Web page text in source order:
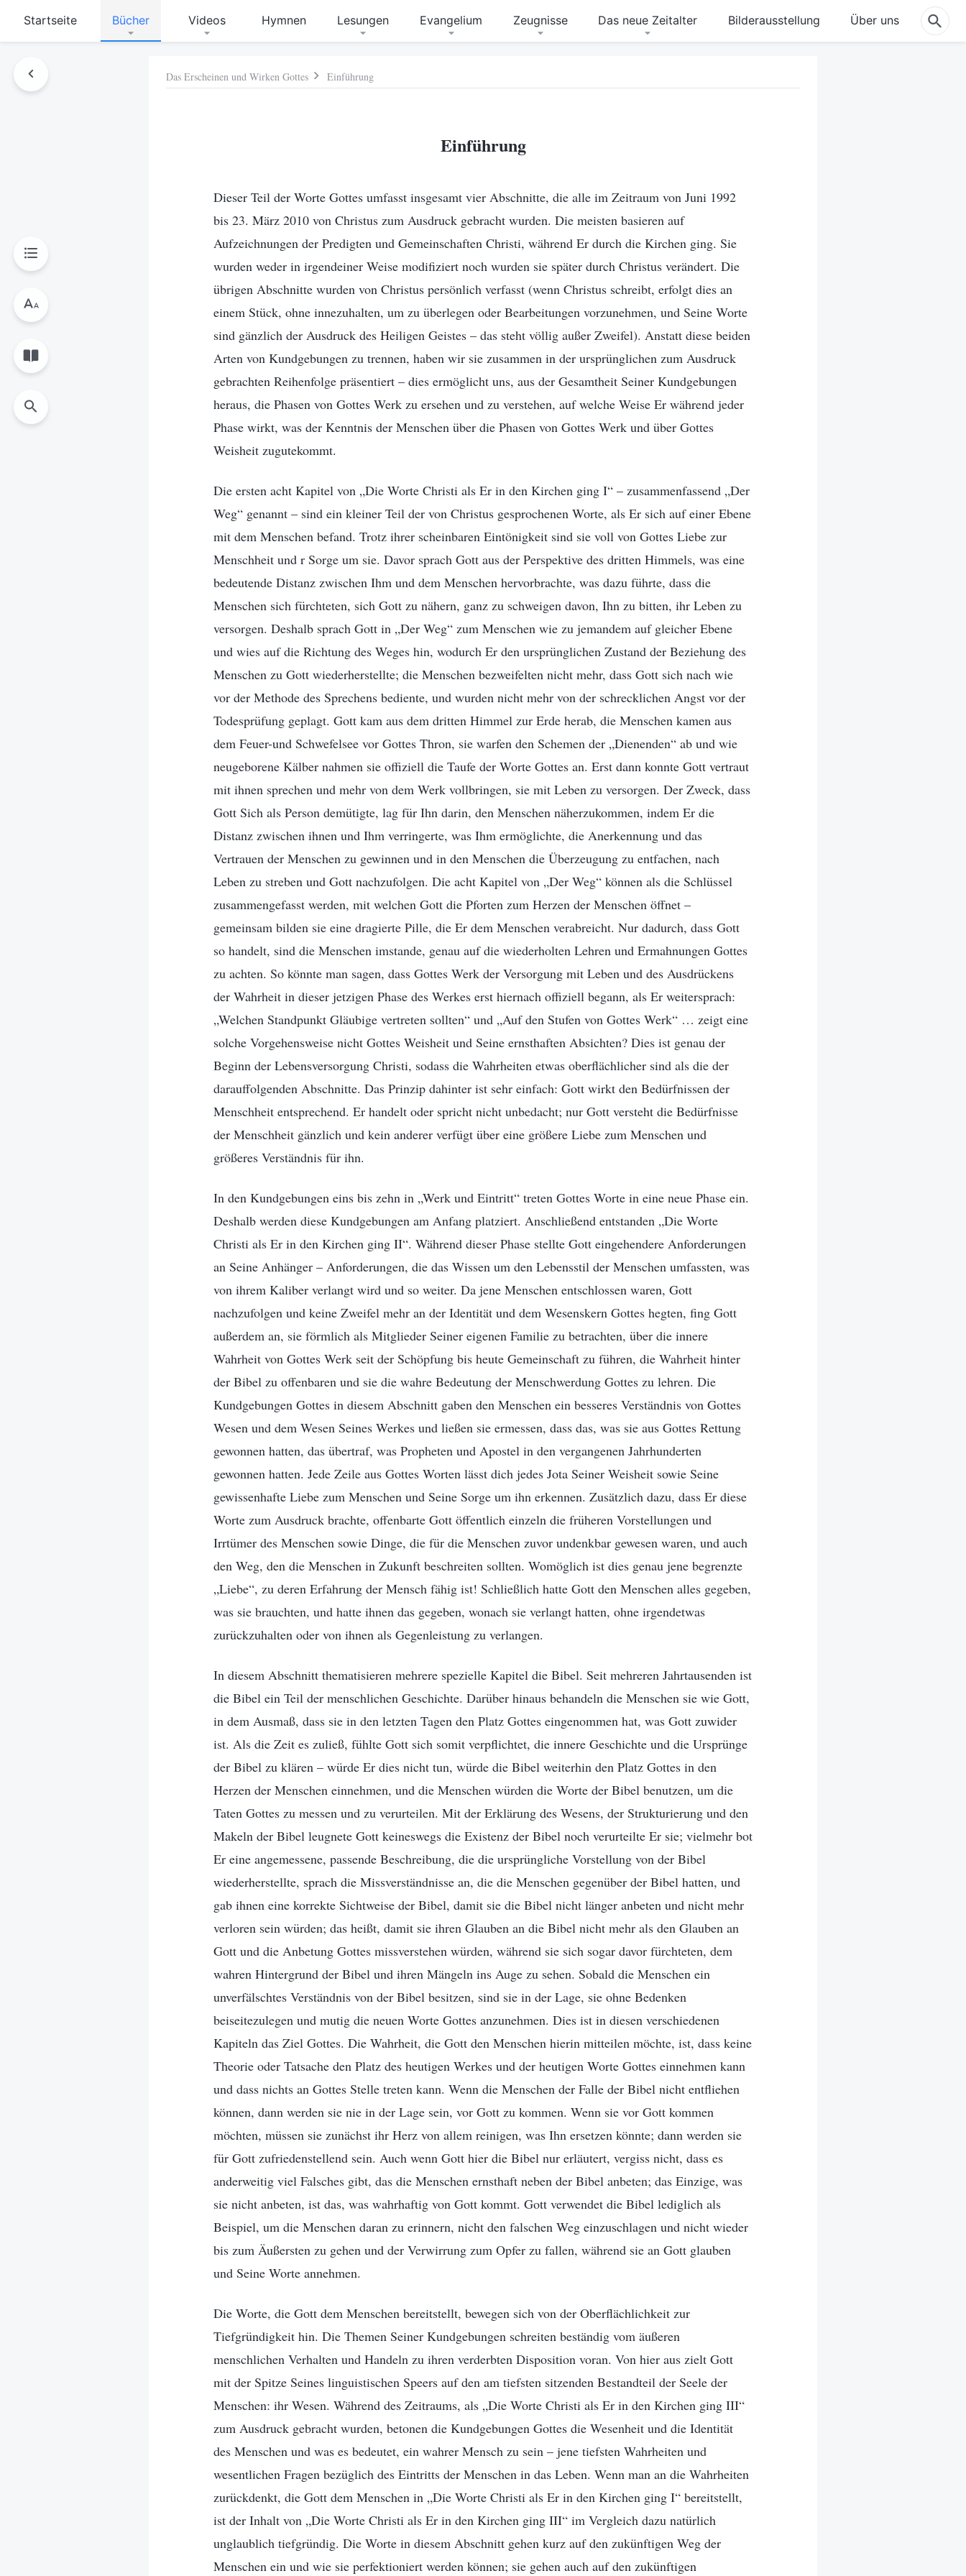
Startseite Bücher Videos Hymnen Lesungen Evangelium Zeugnisse Das neue Zeitalter Bilderausstellung Über uns
Das Erscheinen und Wirken Gottes Einführung
Einführung
Dieser Teil der Worte Gottes umfasst insgesamt vier Abschnitte, die alle im Zeitraum von Juni 1992
bis 23. März 2010 von Christus zum Ausdruck gebracht wurden. Die meisten basieren auf
Aufzeichnungen der Predigten und Gemeinschaften Christi, während Er durch die Kirchen ging. Sie
wurden weder in irgendeiner Weise modifiziert noch wurden sie später durch Christus verändert. Die
übrigen Abschnitte wurden von Christus persönlich verfasst (wenn Christus schreibt, erfolgt dies an
einem Stück, ohne innezuhalten, um zu überlegen oder Bearbeitungen vorzunehmen, und Seine Worte
sind gänzlich der Ausdruck des Heiligen Geistes – das steht völlig außer Zweifel). Anstatt diese beiden
Arten von Kundgebungen zu trennen, haben wir sie zusammen in der ursprünglichen zum Ausdruck
gebrachten Reihenfolge präsentiert – dies ermöglicht uns, aus der Gesamtheit Seiner Kundgebungen
heraus, die Phasen von Gottes Werk zu ersehen und zu verstehen, auf welche Weise Er während jeder
Phase wirkt, was der Kenntnis der Menschen über die Phasen von Gottes Werk und über Gottes
Weisheit zugutekommt.
Die ersten acht Kapitel von „Die Worte Christi als Er in den Kirchen ging I“ – zusammenfassend „Der
Weg“ genannt – sind ein kleiner Teil der von Christus gesprochenen Worte, als Er sich auf einer Ebene
mit dem Menschen befand. Trotz ihrer scheinbaren Eintönigkeit sind sie voll von Gottes Liebe zur
Menschheit und r Sorge um sie. Davor sprach Gott aus der Perspektive des dritten Himmels, was eine
bedeutende Distanz zwischen Ihm und dem Menschen hervorbrachte, was dazu führte, dass die
Menschen sich fürchteten, sich Gott zu nähern, ganz zu schweigen davon, Ihn zu bitten, ihr Leben zu
versorgen. Deshalb sprach Gott in „Der Weg“ zum Menschen wie zu jemandem auf gleicher Ebene
und wies auf die Richtung des Weges hin, wodurch Er den ursprünglichen Zustand der Beziehung des
Menschen zu Gott wiederherstellte; die Menschen bezweifelten nicht mehr, dass Gott sich nach wie
vor der Methode des Sprechens bediente, und wurden nicht mehr von der schrecklichen Angst vor der
Todesprüfung geplagt. Gott kam aus dem dritten Himmel zur Erde herab, die Menschen kamen aus
dem Feuer-und Schwefelsee vor Gottes Thron, sie warfen den Schemen der „Dienenden“ ab und wie
neugeborene Kälber nahmen sie offiziell die Taufe der Worte Gottes an. Erst dann konnte Gott vertraut
mit ihnen sprechen und mehr von dem Werk vollbringen, sie mit Leben zu versorgen. Der Zweck, dass
Gott Sich als Person demütigte, lag für Ihn darin, den Menschen näherzukommen, indem Er die
Distanz zwischen ihnen und Ihm verringerte, was Ihm ermöglichte, die Anerkennung und das
Vertrauen der Menschen zu gewinnen und in den Menschen die Überzeugung zu entfachen, nach
Leben zu streben und Gott nachzufolgen. Die acht Kapitel von „Der Weg“ können als die Schlüssel
zusammengefasst werden, mit welchen Gott die Pforten zum Herzen der Menschen öffnet –
gemeinsam bilden sie eine dragierte Pille, die Er dem Menschen verabreicht. Nur dadurch, dass Gott
so handelt, sind die Menschen imstande, genau auf die wiederholten Lehren und Ermahnungen Gottes
zu achten. So könnte man sagen, dass Gottes Werk der Versorgung mit Leben und des Ausdrückens
der Wahrheit in dieser jetzigen Phase des Werkes erst hiernach offiziell begann, als Er weitersprach:
„Welchen Standpunkt Gläubige vertreten sollten“ und „Auf den Stufen von Gottes Werk“ … zeigt eine
solche Vorgehensweise nicht Gottes Weisheit und Seine ernsthaften Absichten? Dies ist genau der
Beginn der Lebensversorgung Christi, sodass die Wahrheiten etwas oberflächlicher sind als die der
darauffolgenden Abschnitte. Das Prinzip dahinter ist sehr einfach: Gott wirkt den Bedürfnissen der
Menschheit entsprechend. Er handelt oder spricht nicht unbedacht; nur Gott versteht die Bedürfnisse
der Menschheit gänzlich und kein anderer verfügt über eine größere Liebe zum Menschen und
größeres Verständnis für ihn.
In den Kundgebungen eins bis zehn in „Werk und Eintritt“ treten Gottes Worte in eine neue Phase ein.
Deshalb werden diese Kundgebungen am Anfang platziert. Anschließend entstanden „Die Worte
Christi als Er in den Kirchen ging II“. Während dieser Phase stellte Gott eingehendere Anforderungen
an Seine Anhänger – Anforderungen, die das Wissen um den Lebensstil der Menschen umfassten, was
von ihrem Kaliber verlangt wird und so weiter. Da jene Menschen entschlossen waren, Gott
nachzufolgen und keine Zweifel mehr an der Identität und dem Wesenskern Gottes hegten, fing Gott
außerdem an, sie förmlich als Mitglieder Seiner eigenen Familie zu betrachten, über die innere
Wahrheit von Gottes Werk seit der Schöpfung bis heute Gemeinschaft zu führen, die Wahrheit hinter
der Bibel zu offenbaren und sie die wahre Bedeutung der Menschwerdung Gottes zu lehren. Die
Kundgebungen Gottes in diesem Abschnitt gaben den Menschen ein besseres Verständnis von Gottes
Wesen und dem Wesen Seines Werkes und ließen sie ermessen, dass das, was sie aus Gottes Rettung
gewonnen hatten, das übertraf, was Propheten und Apostel in den vergangenen Jahrhunderten
gewonnen hatten. Jede Zeile aus Gottes Worten lässt dich jedes Jota Seiner Weisheit sowie Seine
gewissenhafte Liebe zum Menschen und Seine Sorge um ihn erkennen. Zusätzlich dazu, dass Er diese
Worte zum Ausdruck brachte, offenbarte Gott öffentlich einzeln die früheren Vorstellungen und
Irrtümer des Menschen sowie Dinge, die für die Menschen zuvor undenkbar gewesen waren, und auch
den Weg, den die Menschen in Zukunft beschreiten sollten. Womöglich ist dies genau jene begrenzte
„Liebe“, zu deren Erfahrung der Mensch fähig ist! Schließlich hatte Gott den Menschen alles gegeben,
was sie brauchten, und hatte ihnen das gegeben, wonach sie verlangt hatten, ohne irgendetwas
zurückzuhalten oder von ihnen als Gegenleistung zu verlangen.
In diesem Abschnitt thematisieren mehrere spezielle Kapitel die Bibel. Seit mehreren Jahrtausenden ist
die Bibel ein Teil der menschlichen Geschichte. Darüber hinaus behandeln die Menschen sie wie Gott,
in dem Ausmaß, dass sie in den letzten Tagen den Platz Gottes eingenommen hat, was Gott zuwider
ist. Als die Zeit es zuließ, fühlte Gott sich somit verpflichtet, die innere Geschichte und die Ursprünge
der Bibel zu klären – würde Er dies nicht tun, würde die Bibel weiterhin den Platz Gottes in den
Herzen der Menschen einnehmen, und die Menschen würden die Worte der Bibel benutzen, um die
Taten Gottes zu messen und zu verurteilen. Mit der Erklärung des Wesens, der Strukturierung und den
Makeln der Bibel leugnete Gott keineswegs die Existenz der Bibel noch verurteilte Er sie; vielmehr bot
Er eine angemessene, passende Beschreibung, die die ursprüngliche Vorstellung von der Bibel
wiederherstellte, sprach die Missverständnisse an, die die Menschen gegenüber der Bibel hatten, und
gab ihnen eine korrekte Sichtweise der Bibel, damit sie die Bibel nicht länger anbeten und nicht mehr
verloren sein würden; das heißt, damit sie ihren Glauben an die Bibel nicht mehr als den Glauben an
Gott und die Anbetung Gottes missverstehen würden, während sie sich sogar davor fürchteten, dem
wahren Hintergrund der Bibel und ihren Mängeln ins Auge zu sehen. Sobald die Menschen ein
unverfälschtes Verständnis von der Bibel besitzen, sind sie in der Lage, sie ohne Bedenken
beiseitezulegen und mutig die neuen Worte Gottes anzunehmen. Dies ist in diesen verschiedenen
Kapiteln das Ziel Gottes. Die Wahrheit, die Gott den Menschen hierin mitteilen möchte, ist, dass keine
Theorie oder Tatsache den Platz des heutigen Werkes und der heutigen Worte Gottes einnehmen kann
und dass nichts an Gottes Stelle treten kann. Wenn die Menschen der Falle der Bibel nicht entfliehen
können, dann werden sie nie in der Lage sein, vor Gott zu kommen. Wenn sie vor Gott kommen
möchten, müssen sie zunächst ihr Herz von allem reinigen, was Ihn ersetzen könnte; dann werden sie
für Gott zufriedenstellend sein. Auch wenn Gott hier die Bibel nur erläutert, vergiss nicht, dass es
anderweitig viel Falsches gibt, das die Menschen ernsthaft neben der Bibel anbeten; das Einzige, was
sie nicht anbeten, ist das, was wahrhaftig von Gott kommt. Gott verwendet die Bibel lediglich als
Beispiel, um die Menschen daran zu erinnern, nicht den falschen Weg einzuschlagen und nicht wieder
bis zum Äußersten zu gehen und der Verwirrung zum Opfer zu fallen, während sie an Gott glauben
und Seine Worte annehmen.
Die Worte, die Gott dem Menschen bereitstellt, bewegen sich von der Oberflächlichkeit zur
Tiefgründigkeit hin. Die Themen Seiner Kundgebungen schreiten beständig vom äußeren
menschlichen Verhalten und Handeln zu ihren verderbten Disposition voran. Von hier aus zielt Gott
mit der Spitze Seines linguistischen Speers auf den am tiefsten sitzenden Bestandteil der Seele der
Menschen: ihr Wesen. Während des Zeitraums, als „Die Worte Christi als Er in den Kirchen ging III“
zum Ausdruck gebracht wurden, betonen die Kundgebungen Gottes die Wesenheit und die Identität
des Menschen und was es bedeutet, ein wahrer Mensch zu sein – jene tiefsten Wahrheiten und
wesentlichen Fragen bezüglich des Eintritts der Menschen in das Leben. Wenn man an die Wahrheiten
zurückdenkt, die Gott dem Menschen in „Die Worte Christi als Er in den Kirchen ging I“ bereitstellt,
ist der Inhalt von „Die Worte Christi als Er in den Kirchen ging III“ im Vergleich dazu natürlich
unglaublich tiefgründig. Die Worte in diesem Abschnitt gehen kurz auf den zukünftigen Weg der
Menschen ein und wie sie perfektioniert werden können; sie gehen auch auf den zukünftigen